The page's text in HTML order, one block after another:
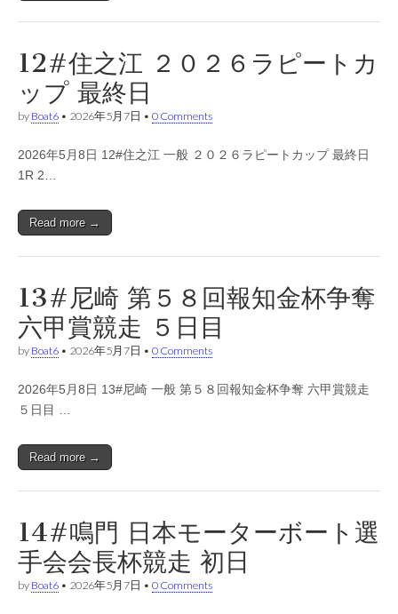
12#住之江 ２０２６ラピートカ
ップ 最終日
by Boat6 • 2026年5月7日 • 0 Comments
2026年5月8日 12#住之江 一般 ２０２６ラピートカップ 最終日
1R 2…
Read more →
13#尼崎 第５８回報知金杯争奪
六甲賞競走 ５日目
by Boat6 • 2026年5月7日 • 0 Comments
2026年5月8日 13#尼崎 一般 第５８回報知金杯争奪 六甲賞競走
５日目 …
Read more →
14#鳴門 日本モーターボート選
手会会長杯競走 初日
by Boat6 • 2026年5月7日 • 0 Comments